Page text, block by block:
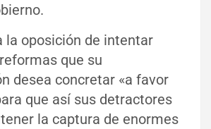
la oposición de intentar
que su
desea concretar «a favor
que así sus detractores
la captura de enormes